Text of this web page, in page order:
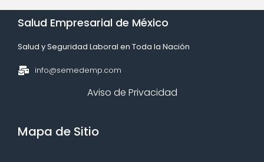
Salud Empresarial de México​
Salud y Seguridad Laboral en Toda la Nación​
info@semedemp.com
Aviso de Privacidad
Mapa de Sitio